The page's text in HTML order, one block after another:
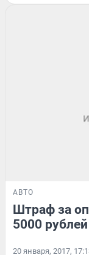
АВТО
Штраф за
5000 рублей
20 января, 2017,